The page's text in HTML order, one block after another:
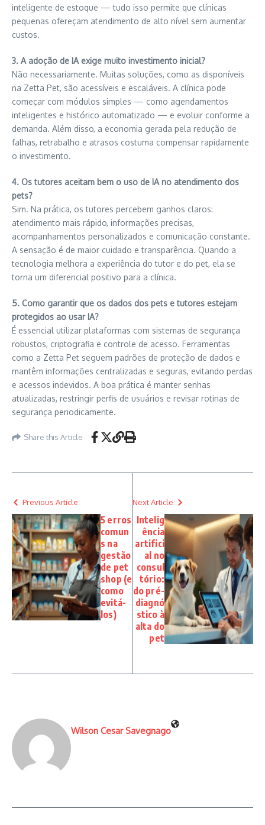
inteligente de estoque — tudo isso permite que clínicas
pequenas ofereçam atendimento de alto nível sem aumentar
custos.
3. A adoção de IA exige muito investimento inicial?
Não necessariamente. Muitas soluções, como as disponíveis
na Zetta Pet, são acessíveis e escaláveis. A clínica pode
começar com módulos simples — como agendamentos
inteligentes e histórico automatizado — e evoluir conforme a
demanda. Além disso, a economia gerada pela redução de
falhas, retrabalho e atrasos costuma compensar rapidamente
o investimento.
4. Os tutores aceitam bem o uso de IA no atendimento dos
pets?
Sim. Na prática, os tutores percebem ganhos claros:
atendimento mais rápido, informações precisas,
acompanhamentos personalizados e comunicação constante.
A sensação é de maior cuidado e transparência. Quando a
tecnologia melhora a experiência do tutor e do pet, ela se
torna um diferencial positivo para a clínica.
5. Como garantir que os dados dos pets e tutores estejam
protegidos ao usar IA?
É essencial utilizar plataformas com sistemas de segurança
robustos, criptografia e controle de acesso. Ferramentas
como a Zetta Pet seguem padrões de proteção de dados e
mantêm informações centralizadas e seguras, evitando perdas
e acessos indevidos. A boa prática é manter senhas
atualizadas, restringir perfis de usuários e revisar rotinas de
segurança periodicamente.
Share this Article
Previous Article
5 erros
comun
s na
gestão
de pet
shop (e
como
evitá-
los)
Next Article
Intelig
ência
artifici
al no
consul
tório:
do pré-
diagnó
stico à
alta do
pet
Wilson Cesar Savegnago